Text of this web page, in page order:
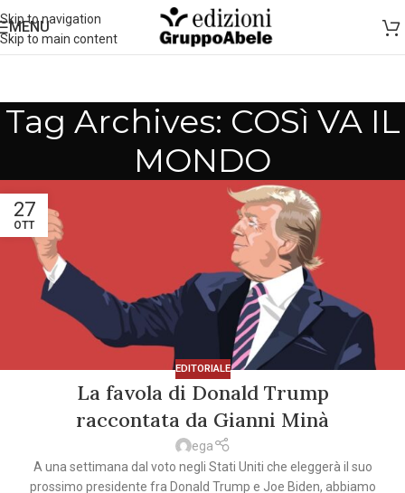
Skip to navigation
Skip to main content
MENU
Tag Archives: COSì VA IL
MONDO
27
OTT
EDITORIALE
La favola di Donald Trump
raccontata da Gianni Minà
ega
A una settimana dal voto negli Stati Uniti che eleggerà il suo
prossimo presidente fra Donald Trump e Joe Biden, abbiamo